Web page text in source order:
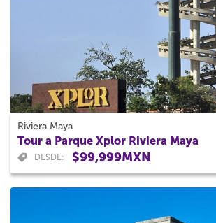
Riviera Maya
Tour a Parque Xplor Riviera Maya
DESDE: $99,999MXN